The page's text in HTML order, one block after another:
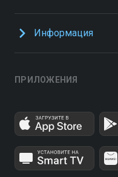
Информация
ПРИЛОЖЕНИЯ